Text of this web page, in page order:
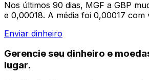
Nos últimos 90 dias, MGF a GBP
e 0,00018. A média foi 0,00017 com
Enviar dinheiro
Gerencie seu dinheiro e
lugar.